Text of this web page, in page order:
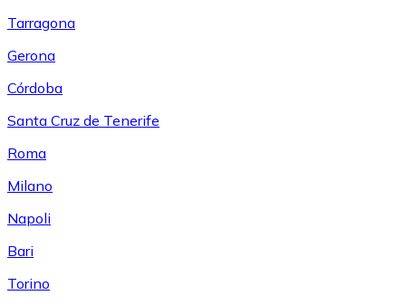
Tarragona
Gerona
Córdoba
Santa Cruz de Tenerife
Roma
Milano
Napoli
Bari
Torino